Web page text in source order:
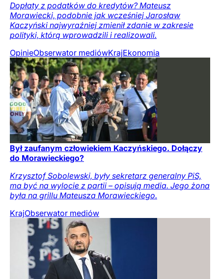
Dopłaty z podatków do kredytów? Mateusz
Morawiecki, podobnie jak wcześniej Jarosław
Kaczyński najwyraźniej zmienił zdanie w zakresie
polityki, którą wprowadzili i realizowali.
OpinieObserwator mediówKrajEkonomia
Był zaufanym człowiekiem Kaczyńskiego. Dołączy
do Morawieckiego?
Krzysztof Sobolewski, były sekretarz generalny PiS,
ma być na wylocie z partii – opisują media. Jego żona
była na grillu Mateusza Morawieckiego.
KrajObserwator mediów